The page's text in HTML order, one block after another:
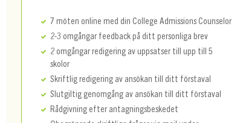
7 möten online med din College Admissions Counselor
2-3 omgångar feedback på ditt personliga brev
2 omgångar redigering av uppsatser till upp till 5
skolor
Skriftlig redigering av ansökan till ditt förstaval
Slutgiltig genomgång av ansökan till ditt förstaval
Rådgivning efter antagningsbeskedet